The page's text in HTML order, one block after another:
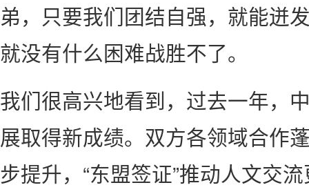
弟，只要我们团结自强，就能迸
就没有什么困难战胜不了。
我们很高兴地看到，过去一年，
展取得新成绩。双方各领域合作
步提升，“东盟签证”推动人文交